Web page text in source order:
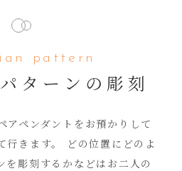
pattern
ターンの彫刻
アペンダントをお預かりして
行きます。 どの位置にどのよ
を彫刻するかなどはお二人の